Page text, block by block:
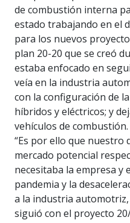
de combustión interna
estado trabajando en el
para los nuevos
plan 20-20 que se creó
estaba enfocado en
veía en la industria
con la configuración de
híbridos y eléctricos; y
vehículos de combustión.
“Es por ello que nuestro
mercado potencial
necesitaba la empresa y
pandemia y la
a la industria
siguió con el proyecto